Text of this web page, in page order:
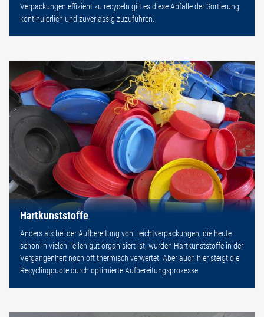
Verpackungen effizient zu recyceln gilt es diese Abfälle der Sortierung
kontinuierlich und zuverlässig zuzuführen.
Hartkunststoffe
Anders als bei der Aufbereitung von Leichtverpackungen, die heute
schon in vielen Teilen gut organisiert ist, wurden Hartkunststoffe in der
Vergangenheit noch oft thermisch verwertet. Aber auch hier steigt die
Recyclingquote durch optimierte Aufbereitungsprozesse